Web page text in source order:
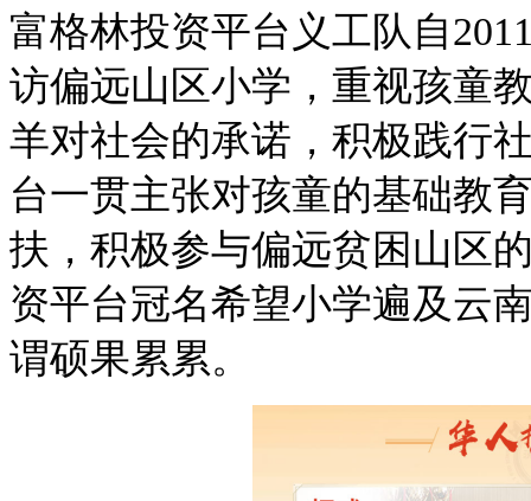
富格林投资平台义工队自
访偏远山区小学，重视孩童
羊对社会的承诺 ， 积极践行
台一贯主张对孩童的基础教
扶， 积极参与偏远贫困 山区
资平台冠名希望小学遍及云
谓硕果累累。